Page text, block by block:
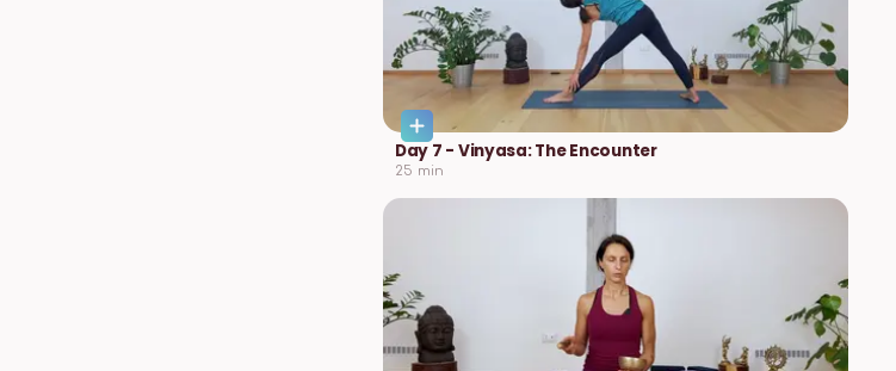
Day 7 - Vinyasa: The Encounter
25 min